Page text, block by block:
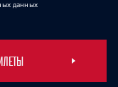
данных